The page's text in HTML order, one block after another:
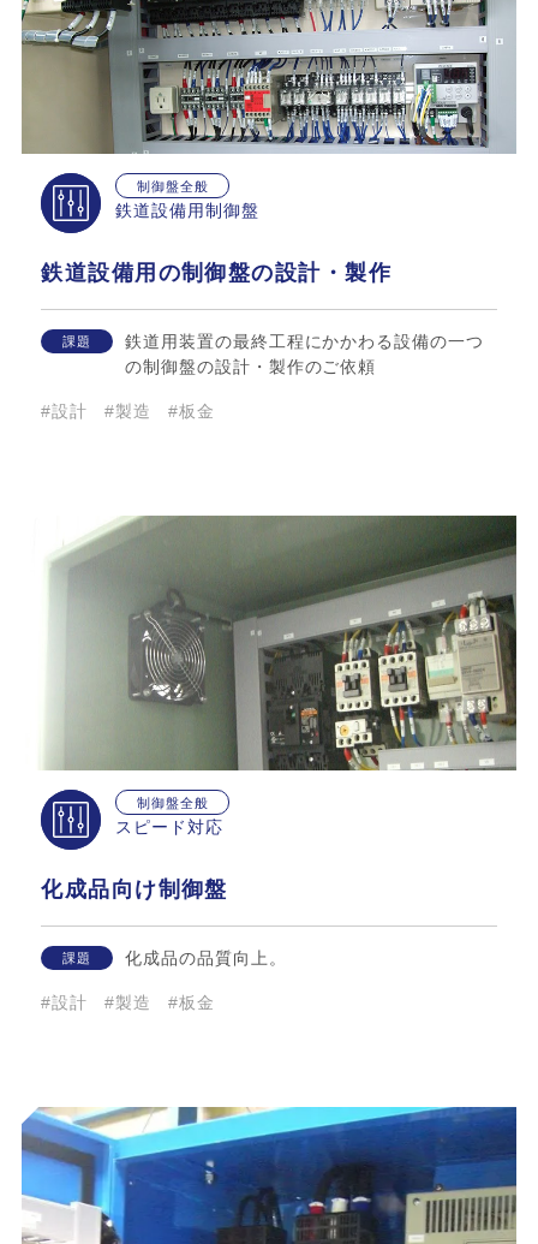
制御盤全般
鉄道設備用制御盤
鉄道設備用の制御盤の設計・製作
課題
鉄道用装置の最終工程にかかわる設備の一つ
の制御盤の設計・製作のご依頼
#設計 #製造 #板金
制御盤全般
スピード対応
化成品向け制御盤
課題 化成品の品質向上。
#設計 #製造 #板金